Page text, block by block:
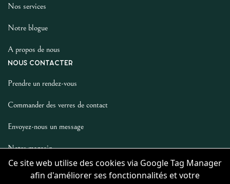
Ce site web utilise des cookies via Google Tag Manager
afin d'améliorer ses fonctionnalités et votre
Nos services
Notre blogue
A propos de nous
NOUS CONTACTER
Prendre un rendez-vous
Commander des verres de contact
Envoyez-nous un message
Notre magasin
LES AUTRES